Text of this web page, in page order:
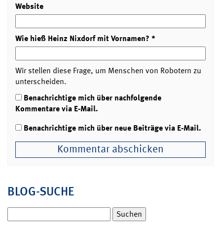
Website
Wie hieß Heinz Nixdorf mit Vornamen? *
Wir stellen diese Frage, um Menschen von Robotern zu
unterscheiden.
Benachrichtige mich über nachfolgende
Kommentare via E-Mail.
Benachrichtige mich über neue Beiträge via E-Mail.
BLOG-SUCHE
nach: